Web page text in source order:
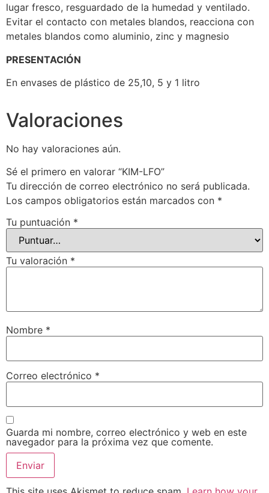
lugar fresco, resguardado de la humedad y ventilado.
Evitar el contacto con metales blandos, reacciona con
metales blandos como aluminio, zinc y magnesio
PRESENTACIÓN
En envases de plástico de 25,10, 5 y 1 litro
Valoraciones
No hay valoraciones aún.
Sé el primero en valorar “KIM-LFO”
Tu dirección de correo electrónico no será publicada.
Los campos obligatorios están marcados con *
Tu puntuación *
Tu valoración *
Nombre *
Correo electrónico *
Guarda mi nombre, correo electrónico y web en este
navegador para la próxima vez que comente.